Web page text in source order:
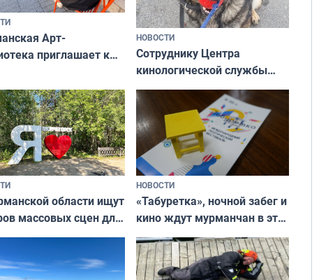
Арт-
приглашает к
НОВОСТИ
Сотруднику Центра
кинологической службы
ищут новый дом
области ищут
массовых сцен для
в
фильме
НОВОСТИ
«Табуретка», ночной забег и
кино ждут мурманчан в эти
выходные